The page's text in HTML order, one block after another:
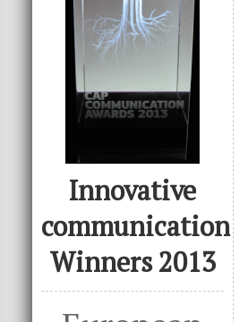
Innovative
communication
Winners 2013